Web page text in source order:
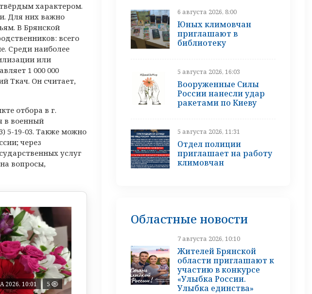
характером.
Для них важно
В Брянской
всего
Среди наиболее
или
1 000 000
Ткач. Он считает,
отбора в г.
в военный
5-19-03. Также можно
через
услуг
вопросы,
2026, 10:01 5
6 августа 2026, 8:00
Юных климовчан
приглашают в
библиотеку
5 августа 2026, 16:03
Вооруженные Силы
России нанесли удар
ракетами по Киеву
5 августа 2026, 11:31
Отдел полиции
приглашает на работу
климовчан
Областные новости
7 августа 2026, 10:10
Жителей Брянской
области приглашают к
участию в конкурсе
«Улыбка России.
Улыбка единства»